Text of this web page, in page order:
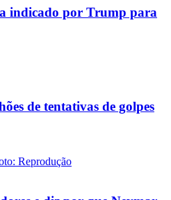
indicado por Trump para
de tentativas de golpes